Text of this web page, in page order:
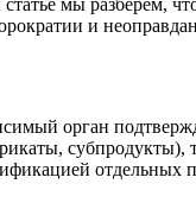
и
орган
отдельных